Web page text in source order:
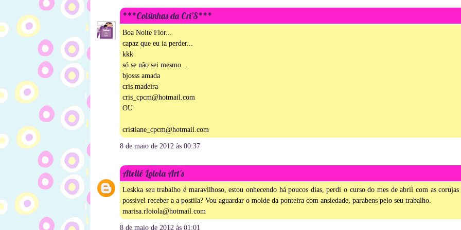
***Coisinhas da Cri'S***
Boa Noite Flor...
capaz que eu ia perder...
kkk
só se não sei mesmo...
bjosss amada
cris madeira
cris_cpcm@hotmail.com
OU
cristiane_cpcm@hotmail.com
8 de maio de 2012 às 00:37
Ateliê Loiola Art's
Leskka seu trabalho é maravilhoso, estou onhecendo há poucos dias, perdi o curso do mes de abril com as corujas
possivel receber a a postila? Vou aguardar o molde da ponteira com ansiedade, parabens pelo seu trabalho.
marisa.rloiola@hotmail.com
8 de maio de 2012 às 01:01